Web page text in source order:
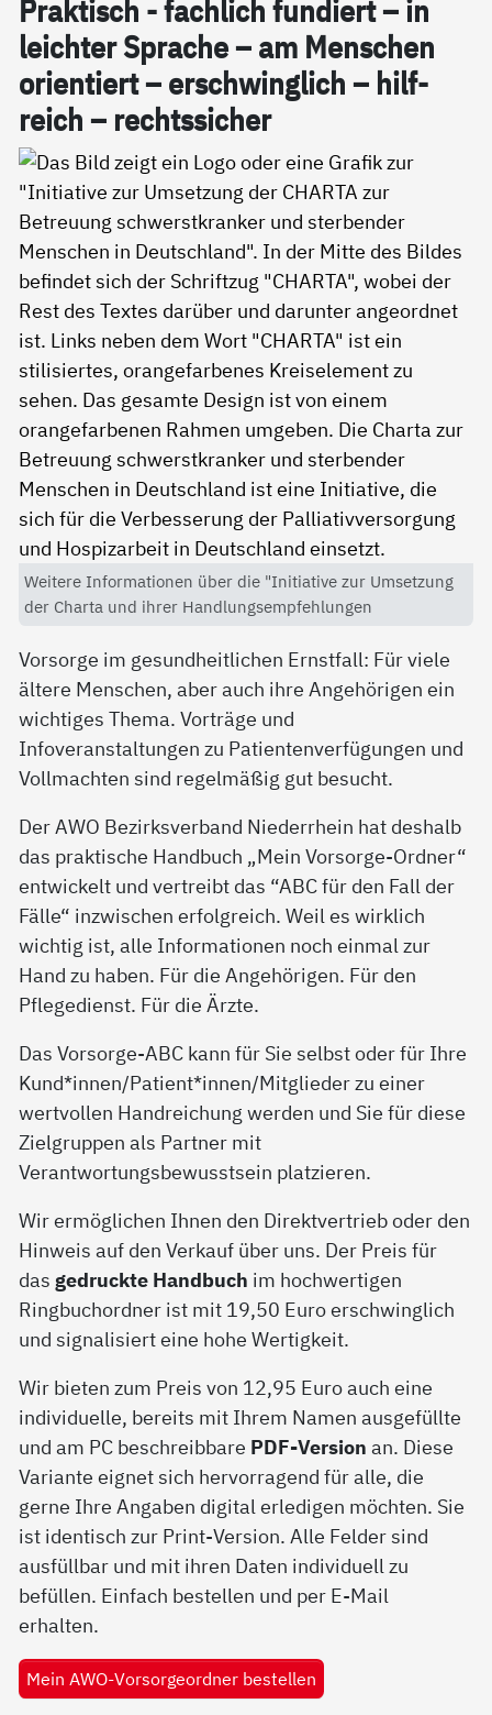
Prak­tisch - fach­lich fun­diert – in
leich­ter Spra­che – am Men­schen
ori­en­tiert – er­schwing­lich – hil­f­
reich – rechts­si­cher
Weitere Informationen über die "Initiative zur Umsetzung
der Charta und ihrer Handlungsempfehlungen
Vorsorge im gesundheitlichen Ernstfall: Für viele
ältere Menschen, aber auch ihre Angehörigen ein
wichtiges Thema. Vorträge und
Infoveranstaltungen zu Patientenverfügungen und
Vollmachten sind regelmäßig gut besucht.
Der AWO Bezirksverband Niederrhein hat deshalb
das praktische Handbuch „Mein Vorsorge-Ordner“
entwickelt und vertreibt das “ABC für den Fall der
Fälle“ inzwischen erfolgreich. Weil es wirklich
wichtig ist, alle Informationen noch einmal zur
Hand zu haben. Für die Angehörigen. Für den
Pflegedienst. Für die Ärzte.
Das Vorsorge-ABC kann für Sie selbst oder für Ihre
Kund*innen/Patient*innen/Mitglieder zu einer
wertvollen Handreichung werden und Sie für diese
Zielgruppen als Partner mit
Verantwortungsbewusstsein platzieren.
Wir ermöglichen Ihnen den Direktvertrieb oder den
Hinweis auf den Verkauf über uns. Der Preis für
das gedruckte Handbuch im hochwertigen
Ringbuchordner ist mit 19,50 Euro erschwinglich
und signalisiert eine hohe Wertigkeit.
Wir bieten zum Preis von 12,95 Euro auch eine
individuelle, bereits mit Ihrem Namen ausgefüllte
und am PC beschreibbare PDF-Version an. Diese
Variante eignet sich hervorragend für alle, die
gerne Ihre Angaben digital erledigen möchten. Sie
ist identisch zur Print-Version. Alle Felder sind
ausfüllbar und mit ihren Daten individuell zu
befüllen. Einfach bestellen und per E-Mail
erhalten.
Mein AWO-Vorsorgeordner bestellen